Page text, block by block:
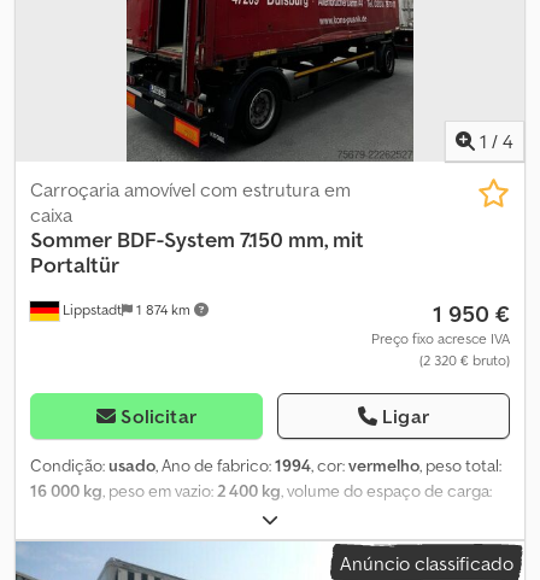
1 / 4
Lippstadt 1 874 km
Carroçaria amovível com estrutura em
caixa
Sommer BDF-System 7.150 mm, mit
Portaltür
1 950 €
Preço fixo acresce IVA
(2 320 € bruto)
Solicitar Ligar
Condição:usado, Ano de fabrico:1994, cor:vermelho, peso total:
16 000 kg, peso em vazio:2 400 kg, volume do espaço de carga:
, largura do espaço de carga:
espaço de carga:7 000 mm, altura do espaço de carga:2 480
, Contentor de troca, sistema BDF em alumínio 7.150 mm, com
Anúncio classificado